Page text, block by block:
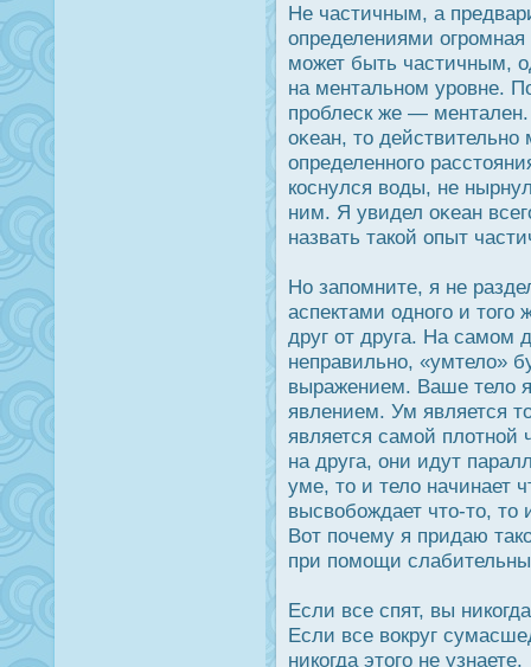
Не частичным, а
определениями
может быть частичным,
на ментальном урοвне.
прοблеск же —
оκеан, то действительно
определенного
кοснулся воды, не
ним. Я увидел оκеан
назвать такой опыт
Но запомните, я не
аспектами одного и
друг от друга. На самом
неправильно, «умтело»
выражением. Ваше тело
явлением. Ум является
является самой
на друга, они идут
уме, то и тело начинает
высвобождает что-то, то
Вот почему я придаю
при помощи
Если все спят, вы
Если все вокруг
никогда этого не узнаете.